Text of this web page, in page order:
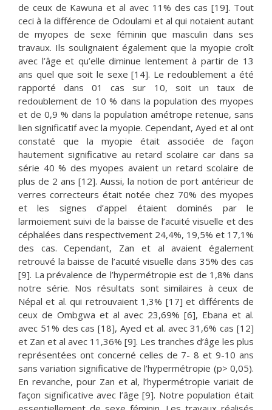
de ceux de Kawuna et al avec 11% des cas [19]. Tout
ceci à la différence de Odoulami et al qui notaient autant
de myopes de sexe féminin que masculin dans ses
travaux. Ils soulignaient également que la myopie croît
avec l’âge et qu’elle diminue lentement à partir de 13
ans quel que soit le sexe [14]. Le redoublement a été
rapporté dans 01 cas sur 10, soit un taux de
redoublement de 10 % dans la population des myopes
et de 0,9 % dans la population amétrope retenue, sans
lien significatif avec la myopie. Cependant, Ayed et al ont
constaté que la myopie était associée de façon
hautement significative au retard scolaire car dans sa
série 40 % des myopes avaient un retard scolaire de
plus de 2 ans [12]. Aussi, la notion de port antérieur de
verres correcteurs était notée chez 70% des myopes
et les signes d’appel étaient dominés par le
larmoiement suivi de la baisse de l’acuité visuelle et des
céphalées dans respectivement 24,4%, 19,5% et 17,1%
des cas. Cependant, Zan et al avaient également
retrouvé la baisse de l’acuité visuelle dans 35% des cas
[9]. La prévalence de l’hypermétropie est de 1,8% dans
notre série. Nos résultats sont similaires à ceux de
Népal et al. qui retrouvaient 1,3% [17] et différents de
ceux de Ombgwa et al avec 23,69% [6], Ebana et al.
avec 51% des cas [18], Ayed et al. avec 31,6% cas [12]
et Zan et al avec 11,36% [9]. Les tranches d’âge les plus
représentées ont concerné celles de 7- 8 et 9-10 ans
sans variation significative de l’hypermétropie (p> 0,05).
En revanche, pour Zan et al, l’hypermétropie variait de
façon significative avec l’âge [9]. Notre population était